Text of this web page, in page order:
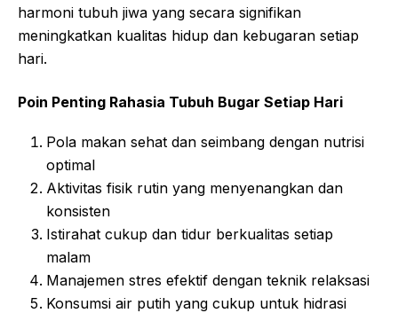
harmoni tubuh jiwa yang secara signifikan
meningkatkan kualitas hidup dan kebugaran setiap
hari.
Poin Penting Rahasia Tubuh Bugar Setiap Hari
Pola makan sehat dan seimbang dengan nutrisi
optimal
Aktivitas fisik rutin yang menyenangkan dan
konsisten
Istirahat cukup dan tidur berkualitas setiap
malam
Manajemen stres efektif dengan teknik relaksasi
Konsumsi air putih yang cukup untuk hidrasi